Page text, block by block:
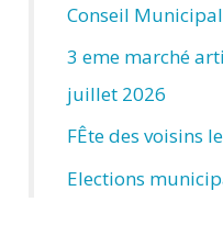
Conseil
3 eme marché
juillet 2026
FÊte des voisins
Elections